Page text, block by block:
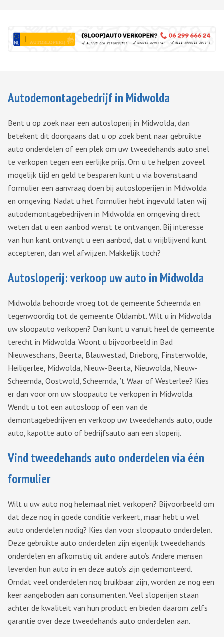
Autodemontagebedrijf in Midwolda
Bent u op zoek naar een autosloperij in Midwolda, dan
betekent dit doorgaans dat u op zoek bent naar gebruikte
auto onderdelen of een plek om uw tweedehands auto snel
te verkopen tegen een eerlijke prijs. Om u te helpen zoveel
mogelijk tijd en geld te besparen kunt u via bovenstaand
formulier een aanvraag doen bij autosloperijen in Midwolda
en omgeving. Nadat u het formulier hebt ingevuld laten wij
autodemontagebedrijven in Midwolda en omgeving direct
weten dat u een aanbod wenst te ontvangen. Bij interesse
van hun kant ontvangt u een aanbod, dat u vrijblijvend kunt
accepteren, dan wel afwijzen. Makkelijk toch?
Autosloperij: verkoop uw auto in Midwolda
Midwolda behoorde vroeg tot de gemeente Scheemda en
tegenwoordig tot de gemeente Oldambt. Wilt u in Midwolda
uw sloopauto verkopen? Dan kunt u vanuit heel de gemeente
terecht in Midwolda. Woont u bijvoorbeeld in Bad
Nieuweschans, Beerta, Blauwestad, Drieborg, Finsterwolde,
Heiligerlee, Midwolda, Nieuw-Beerta, Nieuwolda, Nieuw-
Scheemda, Oostwold, Scheemda, ’t Waar of Westerlee? Kies
er dan voor om uw sloopauto te verkopen in Midwolda.
Wendt u tot een autosloop of een van de
demontagebedrijven en verkoop uw tweedehands auto, oude
auto, kapotte auto of bedrijfsauto aan een sloperij.
Vind tweedehands auto onderdelen via één
formulier
Wilt u uw auto nog helemaal niet verkopen? Bijvoorbeeld om
dat deze nog in goede conditie verkeert, maar hebt u wel
auto onderdelen nodig? Kies dan voor sloopauto onderdelen.
Deze gebruikte auto onderdelen zijn eigenlijk tweedehands
onderdelen en afkomstig uit andere auto’s. Andere mensen
leverden hun auto in en deze auto’s zijn gedemonteerd.
Omdat veel onderdelen nog bruikbaar zijn, worden ze nog een
keer aangeboden aan consumenten. Veel sloperijen staan
achter de kwaliteit van hun product en bieden daarom zelfs
garantie over deze tweedehands auto onderdelen aan.